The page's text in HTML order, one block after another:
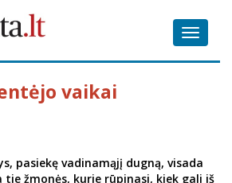
Toggle
vaikai
pasiekę vadinamąjį dugną, visada
tie žmonės, kurie rūpinasi, kiek gali iš